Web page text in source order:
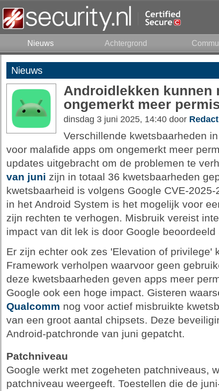
Nieuws Achtergrond
Nieuws
Androidlekken kunnen
ongemerkt meer
dinsdag 3 juni 2025, 14:40 door
Verschillende kwetsbaarheden
voor malafide apps om ongemerkt meer
updates uitgebracht om de problemen te
van juni zijn in totaal 36 kwetsbaarheden
kwetsbaarheid is volgens Google CVE-
in het Android System is het mogelijk voor
zijn rechten te verhogen. Misbruik vereist
impact van dit lek is door Google beoordeeld
Er zijn echter ook zes 'Elevation of privilege'
Framework verholpen waarvoor geen
deze kwetsbaarheden geven apps meer
Google ook een hoge impact. Gisteren
Qualcomm nog voor actief misbruikte
van een groot aantal chipsets. Deze
Android-patchronde van juni gepatcht.
Patchniveau
Google werkt met zogeheten patchniveaus,
patchniveau weergeeft. Toestellen die de